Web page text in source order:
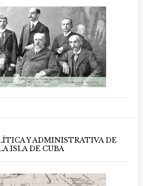
Y ADMINISTRATIVA DE
ISLA DE CUBA